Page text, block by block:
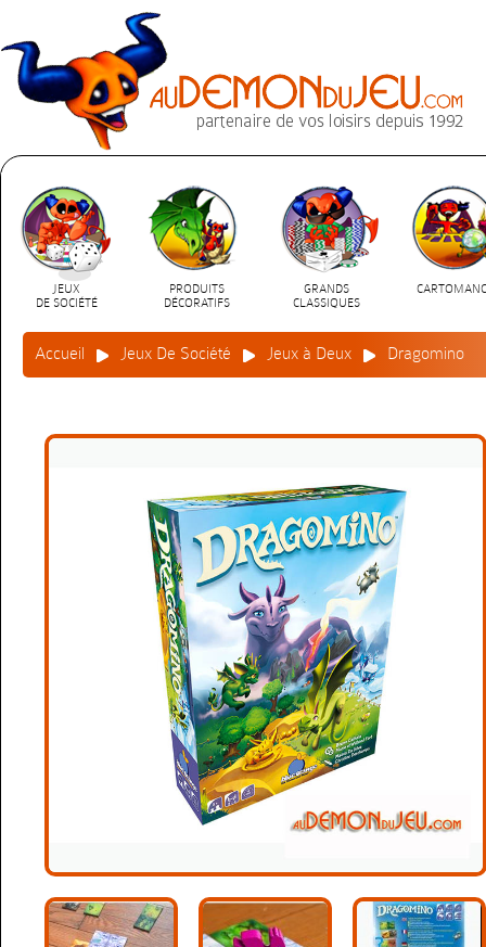
JEUX
DE SOCIÉTÉ
PRODUITS
DÉCORATIFS
GRANDS
CLASSIQUES
Accueil Jeux De Société Jeux à Deux Dragomino